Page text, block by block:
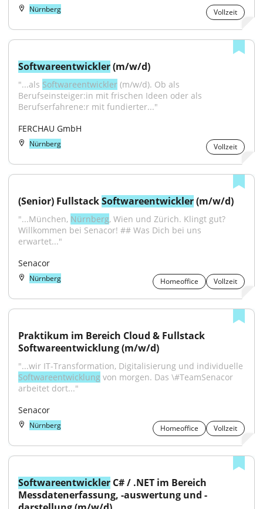
Nürnberg Vollzeit
Softwareentwickler (m/w/d)
"...als Softwareentwickler (m/w/d). Ob als
Berufseinsteiger:in mit frischen Ideen oder als
Berufserfahrene:r mit fundierter..."
FERCHAU GmbH
Nürnberg Vollzeit
(Senior) Fullstack Softwareentwickler (m/w/d)
"...München, Nürnberg, Wien und Zürich. Klingt gut?
Willkommen bei Senacor! ## Was Dich bei uns
erwartet..."
Senacor
Nürnberg Homeoffice Vollzeit
Praktikum im Bereich Cloud & Fullstack
Softwareentwicklung (m/w/d)
Softwareentwicklung von morgen. Das \#TeamSenacor
arbeitet dort..."
Senacor
Nürnberg Homeoffice Vollzeit
Softwareentwickler C# / .NET im Bereich
Messdatenerfassung, -auswertung und -